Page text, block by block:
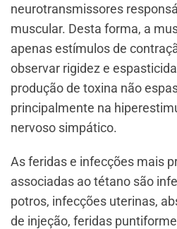
neurotransmissores
muscular. Desta forma, a
apenas estímulos de
observar rigidez e
produção de toxina não
principalmente na
nervoso simpático.
As feridas e infecções mais
associadas ao tétano são
potros, infecções uterinas,
de injeção, feridas